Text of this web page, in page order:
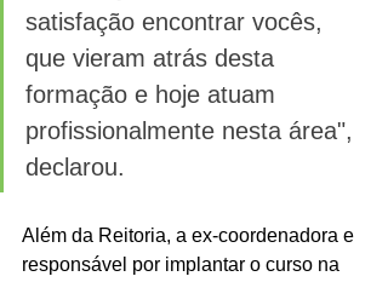
satisfação encontrar vocês,
que vieram atrás desta
formação e hoje atuam
profissionalmente nesta área",
declarou.
Além da Reitoria, a ex-coordenadora e
responsável por implantar o curso na